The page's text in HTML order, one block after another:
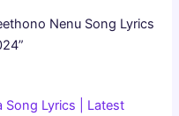
Nenu Song Lyrics
Song Lyrics | Latest